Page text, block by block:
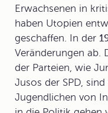
Erwachsenen in
haben Utopien
geschaffen. In der
Veränderungen ab.
der Parteien, wie
Jusos der SPD,
Jugendlichen von